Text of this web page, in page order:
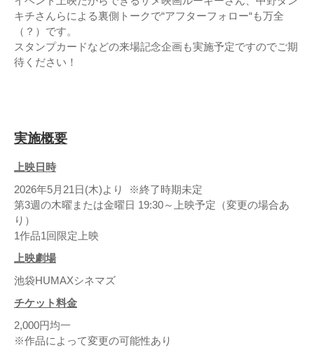
キチさんらによる裏側トークで“アフターフォロー“も万全
（？）です。
スタンプカードなどの来場記念企画も実施予定ですのでご期
待ください！
実施概要
上映日時
2026年5月21日(木)より ※終了時期未定
第3週の木曜または金曜日 19:30～上映予定（変更の場合あ
り）
1作品1回限定上映
上映劇場
池袋HUMAXシネマズ
チケット料金
2,000円均一
※作品によって変更の可能性あり